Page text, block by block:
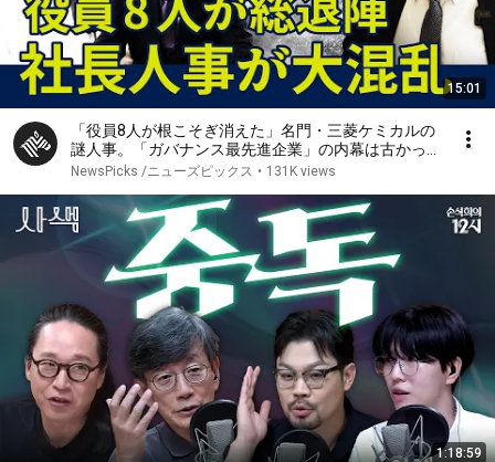
15:01
「役員8人が根こそぎ消えた」名門・三菱ケミカルの
謎人事。「ガバナンス最先進企業」の内幕は古かっ
た。【NPレポート】
NewsPicks /ニューズピックス • 131K views
1:18:59